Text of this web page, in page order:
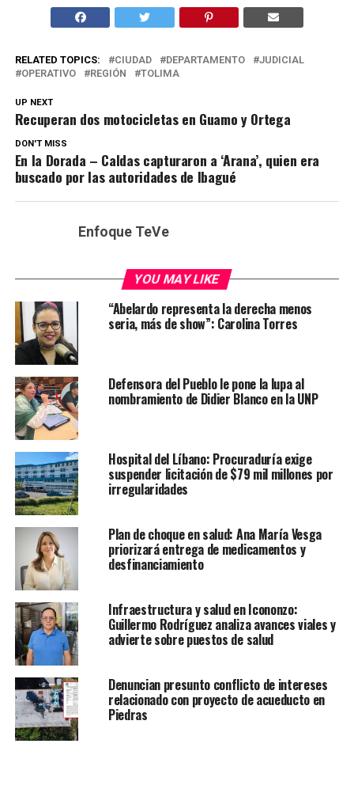
RELATED TOPICS: CIUDAD DEPARTAMENTO
JUDICIAL
OPERATIVO
REGIÓN TOLIMA
UP NEXT
Recuperan dos motocicletas en Guamo y Ortega
DON'T MISS
En la Dorada – Caldas capturaron a ‘Arana’, quien era
buscado por las autoridades de Ibagué
Enfoque TeVe
YOU MAY LIKE
“Abelardo representa la derecha menos
seria, más de show”: Carolina Torres
Defensora del Pueblo le pone la lupa al
nombramiento de Didier Blanco en la UNP
Hospital del Líbano: Procuraduría exige
suspender licitación de $79 mil millones por
irregularidades
Plan de choque en salud: Ana María Vesga
priorizará entrega de medicamentos y
desfinanciamiento
Infraestructura y salud en Icononzo:
Guillermo Rodríguez analiza avances viales y
advierte sobre puestos de salud
Denuncian presunto conflicto de intereses
relacionado con proyecto de acueducto en
Piedras